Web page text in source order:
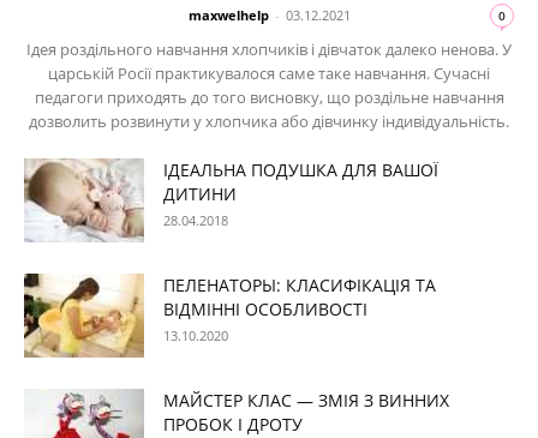
maxwelhelp - 03.12.2021 0
Ідея роздільного навчання хлопчиків і дівчаток далеко ненова. У
царській Росії практикувалося саме таке навчання. Сучасні
педагоги приходять до того висновку, що роздільне навчання
дозволить розвинути у хлопчика або дівчинку індивідуальність.
ІДЕАЛЬНА ПОДУШКА ДЛЯ ВАШОЇ
ДИТИНИ
28.04.2018
ПЕЛЕНАТОРЫ: КЛАСИФІКАЦІЯ ТА
ВІДМІННІ ОСОБЛИВОСТІ
13.10.2020
МАЙСТЕР КЛАС — ЗМІЯ З ВИННИХ
ПРОБОК І ДРОТУ